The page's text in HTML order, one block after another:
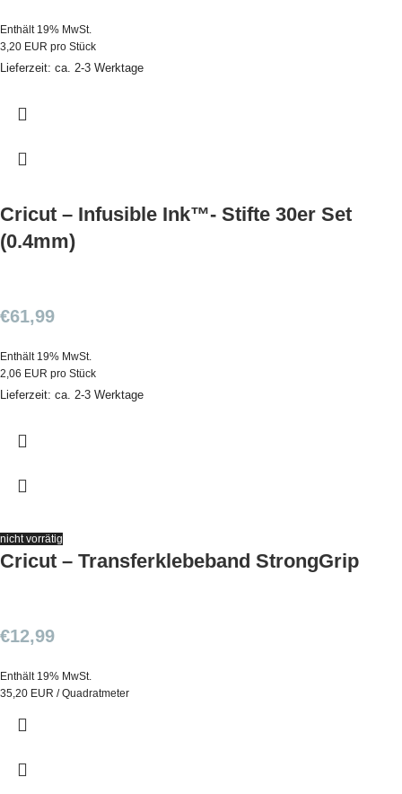
Enthält 19% MwSt.
3,20 EUR pro Stück
Lieferzeit: ca. 2-3 Werktage
Cricut – Infusible Ink™- Stifte 30er Set
(0.4mm)
€61,99
Enthält 19% MwSt.
2,06 EUR pro Stück
Lieferzeit: ca. 2-3 Werktage
nicht vorrätig
Cricut – Transferklebeband StrongGrip
€12,99
Enthält 19% MwSt.
35,20 EUR / Quadratmeter